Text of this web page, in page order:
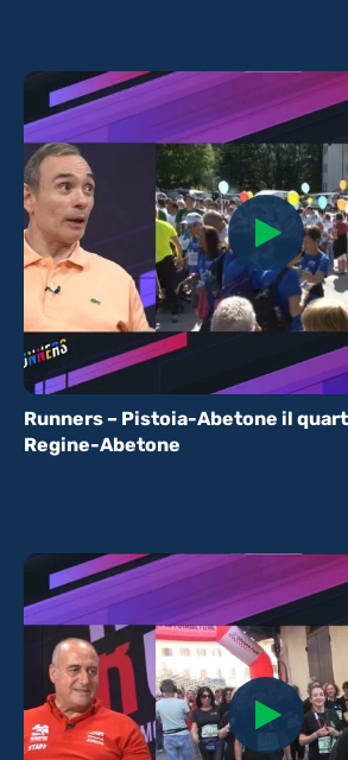
Runners – Pistoia-Abetone il
Regine-Abetone